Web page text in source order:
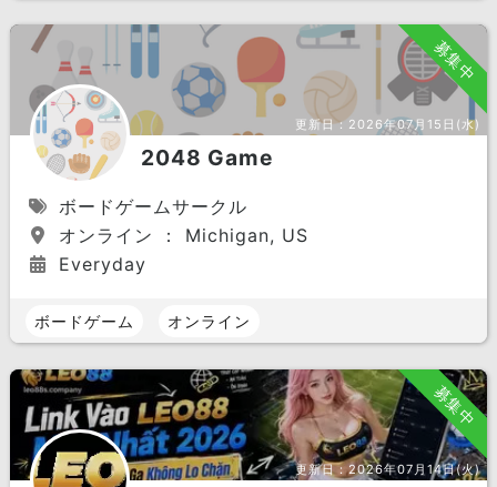
募集中
更新日： 2026年07月15日(水)
2048 Game
ボードゲームサークル
オンライン ： Michigan, US
Everyday
ボードゲーム オンライン
募集中
更新日：2026年07月14日(火)